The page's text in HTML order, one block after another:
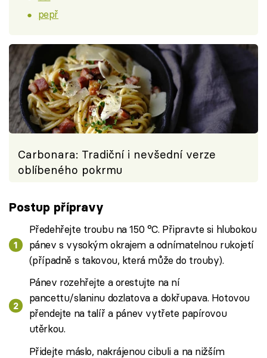
pepř
Carbonara: Tradiční i nevšední verze
oblíbeného pokrmu
Postup přípravy
Předehřejte troubu na 150 °C. Připravte si hlubokou
pánev s vysokým okrajem a odnímatelnou rukojetí
(případně s takovou, která může do trouby).
Pánev rozehřejte a orestujte na ní
pancettu/slaninu dozlatova a dokřupava. Hotovou
přendejte na talíř a pánev vytřete papírovou
utěrkou.
Přidejte máslo, nakrájenou cibuli a na nižším